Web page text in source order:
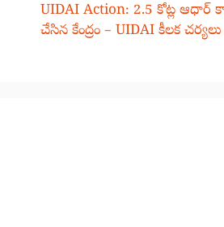
UIDAI Action: 2.5 కోట్ల ఆధార్
చేసిన కేంద్రం – UIDAI కీలక చర్యలు